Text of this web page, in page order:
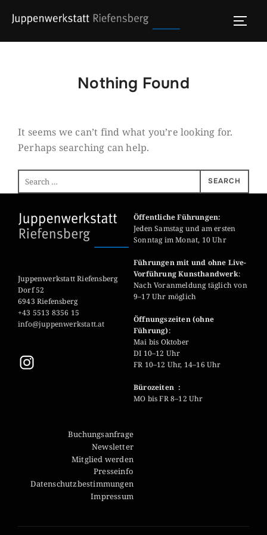
Nothing Found
It seems we can’t find what you’re looking for.
Perhaps searching can help.
Search
for:
SEARCH
Juppenwerkstatt Riefensberg
Dorf 52
6943 Riefensberg
+43 5513 8356 15
info@juppenwerkstatt.at
Öffentliche Führungen:
Jeden Samstag und am ersten
Sonntag im Monat, 10 Uhr
Führungen mit und ohne Live-
Vorführung Kunsthandwerk:
Nach Voranmeldung täglich von
9–17 Uhr möglich
Öffnungszeiten (ohne
Führung):
Mai bis Oktober
DI 10–12 Uhr
FR 10–12 Uhr, 14–16 Uhr
Bürozeiten :
MO bis FR 8–12 Uhr
Buchungsanfrage
Newsletter
Mitglied werden
Presseinfo
Datenschutzbestimmungen
Impressum